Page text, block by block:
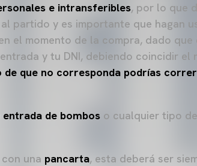
e intransferibles, por lo que
partido y es importante que hagan
el momento de la compra, dado
y tu DNI, debiendo coincidir el
de que no corresponda podrías
de bombos o cualquier tipo de
una pancarta, esta deberá ser